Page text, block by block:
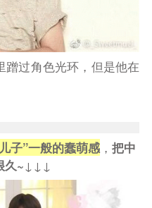
蹭过角色光环，但是他在
子”一般的蠢萌感， 把中
久~ ↓↓↓